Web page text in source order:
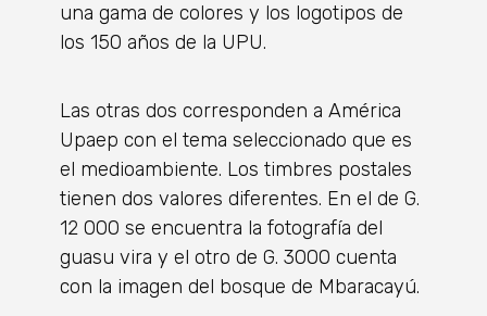
una gama de colores y los logotipos de
los 150 años de la UPU.
Las otras dos corresponden a América
Upaep con el tema seleccionado que es
el medioambiente. Los timbres postales
tienen dos valores diferentes. En el de G.
12 000 se encuentra la fotografía del
guasu vira y el otro de G. 3000 cuenta
con la imagen del bosque de Mbaracayú.